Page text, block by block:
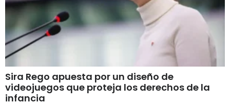
Sira Rego apuesta por un diseño de
videojuegos que proteja los derechos de la
infancia